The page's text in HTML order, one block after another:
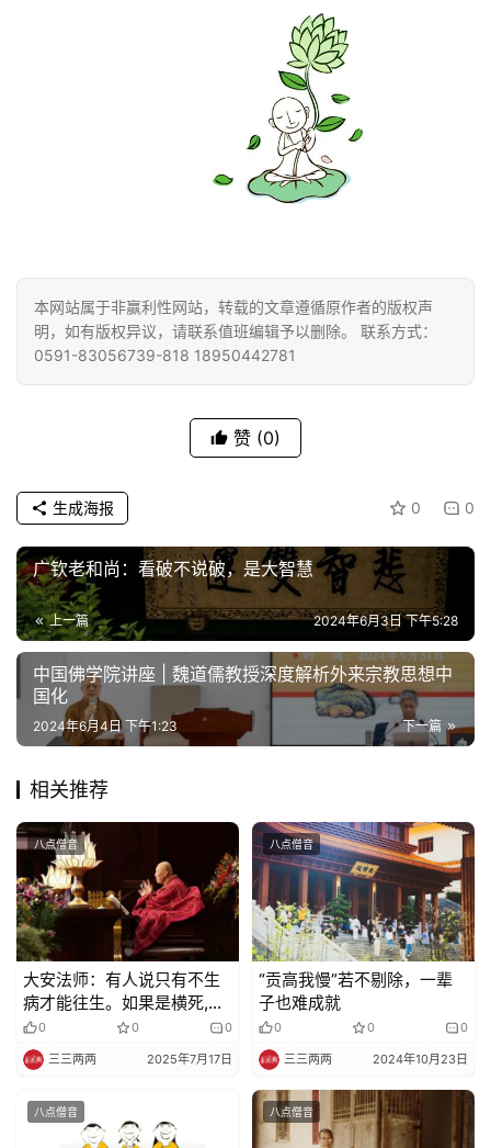
寺
院
巡
礼
录
佛
教
艺
术
策
规
免
责
声
明
本网站属于非赢利性网站，转载的文章遵循原作者的版权声
明，如有版权异议，请联系值班编辑予以删除。 联系方式：
0591-83056739-818 18950442781
赞 (0)
0 0
生成海报
广钦老和尚：看破不说破，是大智慧
上一篇 2024年6月3日 下午5:28
中国佛学院讲座 | 魏道儒教授深度解析外来宗教思想中
国化
下一篇
2024年6月4日 下午1:23
相关推荐
八点僧音
大安法师：有人说只有不生
病才能往生。如果是横死,比
如车祸、落水、喝药都不能
往生？
0 0 0
三三两两 2025年7月17日
八点僧音
“贡高我慢”若不剔除，一辈
子也难成就
0 0 0
三三两两 2024年10月23日
八点僧音 八点僧音